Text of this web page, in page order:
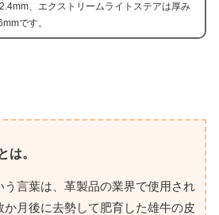
、エクストリームライトステアは厚み
です。
は。
う言葉は、革製品の業界で使用され
か月後に去勢して肥育した雄牛の皮